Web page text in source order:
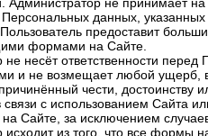
Персональных данных,
предоставит
формами на Сайте.
не несёт ответственности
и не возмещает любой ущерб,
чести, достоинству
с использованием Сайта
Сайте, за исключением
исходит из того, что все формы